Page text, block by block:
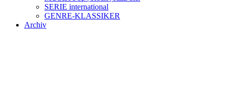
SERIE international
GENRE-KLASSIKER
Archiv